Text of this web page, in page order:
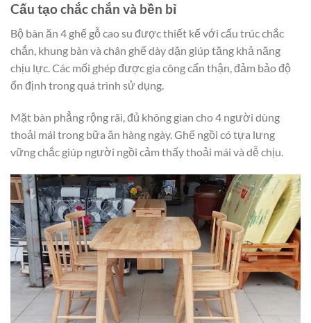
Cấu tạo chắc chắn và bền bỉ
Bộ bàn ăn 4 ghế gỗ cao su được thiết kế với cấu trúc chắc
chắn, khung bàn và chân ghế dày dặn giúp tăng khả năng
chịu lực. Các mối ghép được gia công cẩn thận, đảm bảo độ
ổn định trong quá trình sử dụng.
Mặt bàn phẳng rộng rãi, đủ không gian cho 4 người dùng
thoải mái trong bữa ăn hàng ngày. Ghế ngồi có tựa lưng
vững chắc giúp người ngồi cảm thấy thoải mái và dễ chịu.